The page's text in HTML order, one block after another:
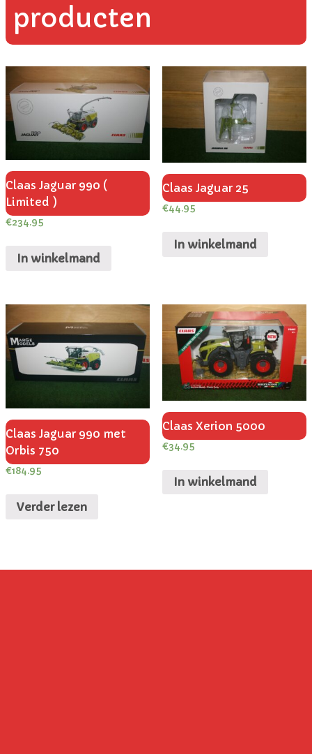
producten
Claas Jaguar 990 (
Limited )
€234.95
In winkelmand
Claas Jaguar 25
€44.95
In winkelmand
Claas Jaguar 990 met
Orbis 750
€184.95
Verder lezen
Claas Xerion 5000
€34.95
In winkelmand